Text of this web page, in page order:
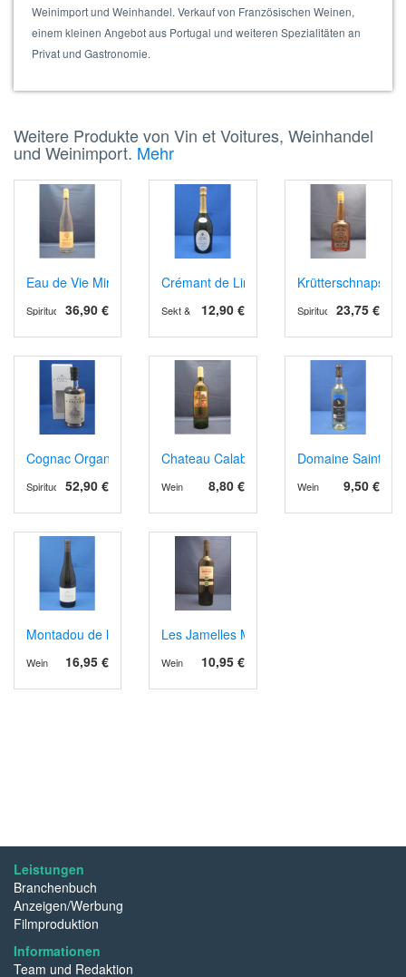
Weinimport und Weinhandel. Verkauf von Französischen Weinen,
einem kleinen Angebot aus Portugal und weiteren Spezialitäten an
Privat und Gastronomie.
Weitere Produkte von Vin et Voitures, Weinhandel
und Weinimport. Mehr
Eau de Vie Mirabelle
36,90 €
Spirituosen
Crémant de Limoux Grande Cuvée 1531
12,90 €
Sekt & Schaumwein
Krütterschnaps
23,75 €
Spirituosen
Cognac Organic 10
52,90 €
Spirituosen
Chateau Calabre AOP Montravel 2024
8,80 €
Wein
Domaine Sainte
9,50 €
Wein
Montadou de la Feilho, AOP Corbières 2023, Bio
16,95 €
Wein
Les Jamelles Merlot Organic
10,95 €
Wein
Leistungen
Branchenbuch
Anzeigen/Werbung
Filmproduktion
Informationen
Team und Redaktion